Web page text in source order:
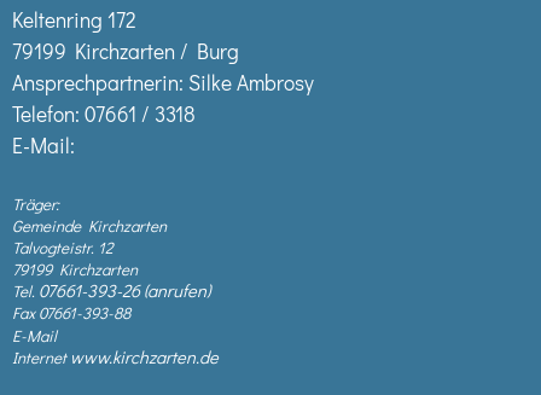
Keltenring 172
79199 Kirchzarten / Burg
Ansprechpartnerin: Silke Ambrosy
Telefon: 07661 / 3318
E-Mail:
Träger:
Gemeinde Kirchzarten
Talvogteistr. 12
79199 Kirchzarten
Tel. 07661-393-26
Fax 07661-393-88
E-Mail
Internet www.kirchzarten.de